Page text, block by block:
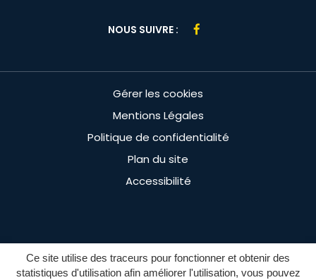
Ce site utilise des traceurs pour fonctionner et obtenir des
statistiques d'utilisation afin améliorer l'utilisation, vous pouvez
NOUS SUIVRE :
Gérer les cookies
Mentions Légales
Politique de confidentialité
Plan du site
Accessibilité